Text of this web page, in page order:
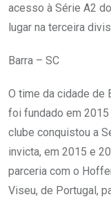
acesso à Série A2
lugar na terceira
Barra – SC
O time da cidade de
foi fundado em
clube conquistou a
invicta, em 2015 e
parceria com o
Viseu, de Portugal,